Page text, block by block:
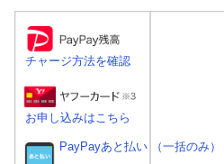
チャージ方法を確認
お申し込みはこちら
PayPayあと払い （一括のみ）